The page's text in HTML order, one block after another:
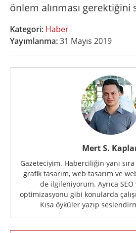
önlem alınması gerektiğini
Kategori: Haber
Yayımlanma:31 Mayıs 2019
Mert S.
Gazeteciyim. Haberciliğin yanı sıra
grafik tasarım, web tasarım ve
de ilgileniyorum. Ayrıca SEO
optimizasyonu gibi konularda
Kısa öyküler yazıp